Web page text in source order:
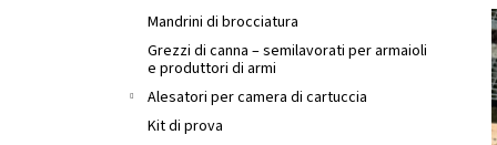
categorieMandrini di brocciatura
Grezzi di canna – semilavorati per armaioli
e produttori di armi
Alesatori per camera di cartuccia
Kit di prova